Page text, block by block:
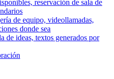
reservación de sala de
de equipo, videollamadas,
donde sea
de ideas, textos generados por